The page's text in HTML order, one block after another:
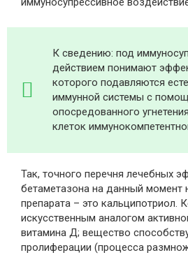
К сведению: под
действием понимают
которого подавляются
иммунной системы с
опосредованного
клеток
Так, точного перечня лечебных
бетаметазона на данный момент
препарата – это кальципотриол.
искусственным аналогом
витамина Д; вещество
пролиферации (процесса